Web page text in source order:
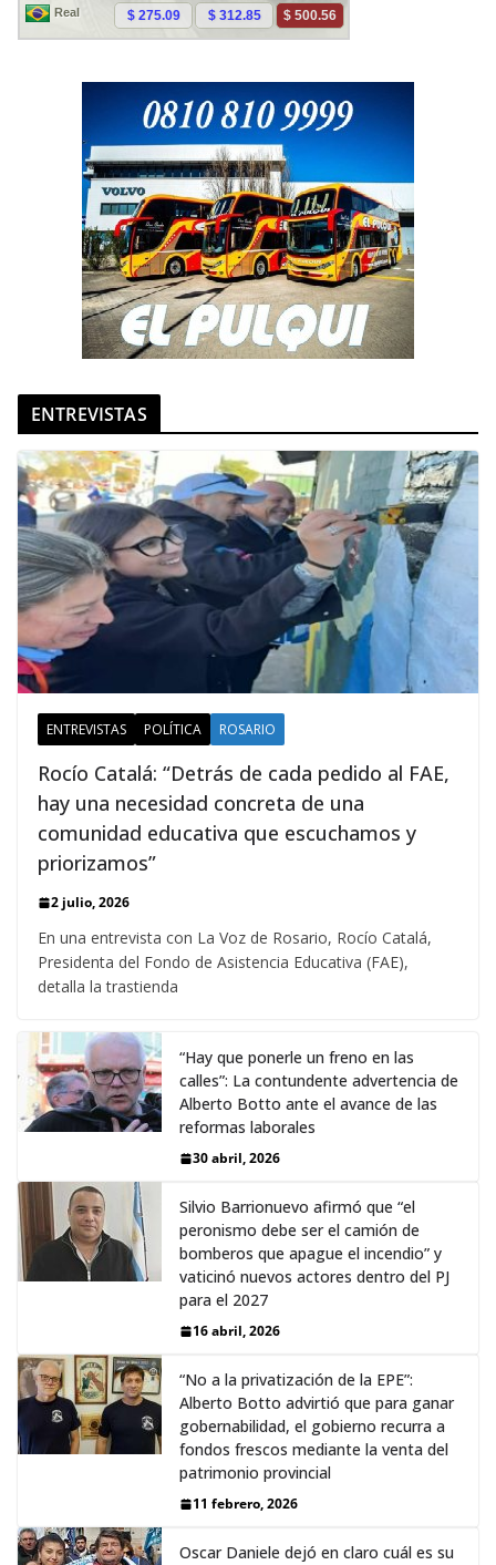
ENTREVISTAS
ENTREVISTAS POLÍTICA ROSARIO
Rocío Catalá: “Detrás de cada pedido al FAE,
hay una necesidad concreta de una
comunidad educativa que escuchamos y
priorizamos”
2 julio, 2026
En una entrevista con La Voz de Rosario, Rocío Catalá,
Presidenta del Fondo de Asistencia Educativa (FAE),
detalla la trastienda
“Hay que ponerle un freno en las
calles”: La contundente advertencia de
Alberto Botto ante el avance de las
reformas laborales
30 abril, 2026
Silvio Barrionuevo afirmó que “el
peronismo debe ser el camión de
bomberos que apague el incendio” y
vaticinó nuevos actores dentro del PJ
para el 2027
16 abril, 2026
“No a la privatización de la EPE”:
Alberto Botto advirtió que para ganar
gobernabilidad, el gobierno recurra a
fondos frescos mediante la venta del
patrimonio provincial
11 febrero, 2026
Oscar Daniele dejó en claro cuál es su